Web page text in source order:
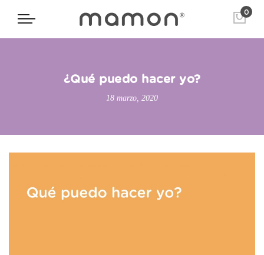
0
¿Qué puedo hacer yo?
18 marzo, 2020